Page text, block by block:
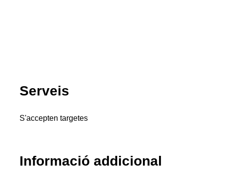
Serveis
S'accepten targetes
Informació addicional